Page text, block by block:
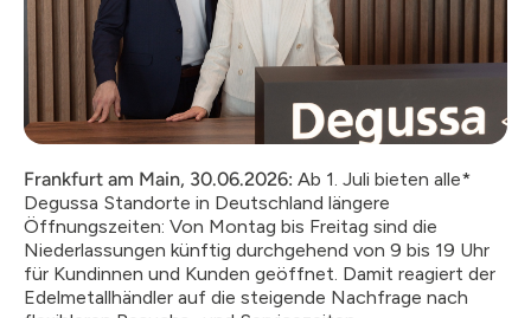
Frankfurt am Main, 30.06.2026: Ab 1. Juli bieten alle*
Degussa Standorte in Deutschland längere
Öffnungszeiten: Von Montag bis Freitag sind die
Niederlassungen künftig durchgehend von 9 bis 19 Uhr
für Kundinnen und Kunden geöffnet. Damit reagiert der
Edelmetallhändler auf die steigende Nachfrage nach